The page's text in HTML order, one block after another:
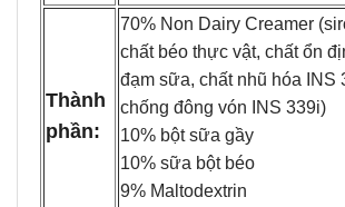
Thành
phần:
70% Non Dairy Creamer
chất béo thực vật, chất ổn
đạm sữa, chất nhũ hóa INS
chống đông vón INS 339i)
10% bột sữa gầy
10% sữa bột béo
9% Maltodextrin